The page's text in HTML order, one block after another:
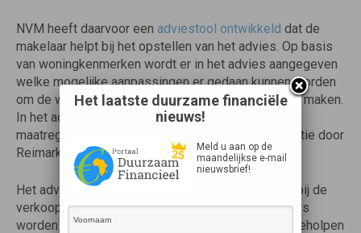
NVM heeft daarvoor een adviestool ontwikkeld dat de
makelaar helpt bij het opstellen van het advies. Op basis
van woningkenmerken wordt er in het advies aangegeven
welke mogelijke aanpassingen er gedaan kunnen worden
om de woning energiezuiniger en comfortabeler te maken.
In het advies zijn ook direct een aantal concrete
maatregelen voorzien van een eerste kostenindicatie door
Reimarkt.
Het advies kan de verkopend makelaar dan direct bij de
verkoopdocumentatie toevoegen. Potentiële kopers
worden hiermee direct en laagdrempelig op weg geholpen
Het laatste duurzame financiële
nieuws!
Meld u aan op de
maandelijkse e-mail
nieuwsbrief!